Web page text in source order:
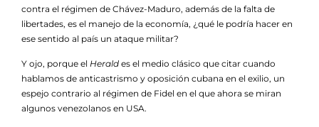
contra el régimen de Chávez-Maduro, además de la falta de
libertades, es el manejo de la economía, ¿qué le podría hacer en
ese sentido al país un ataque militar?
Y ojo, porque el Herald es el medio clásico que citar cuando
hablamos de anticastrismo y oposición cubana en el exilio, un
espejo contrario al régimen de Fidel en el que ahora se miran
algunos venezolanos en USA.